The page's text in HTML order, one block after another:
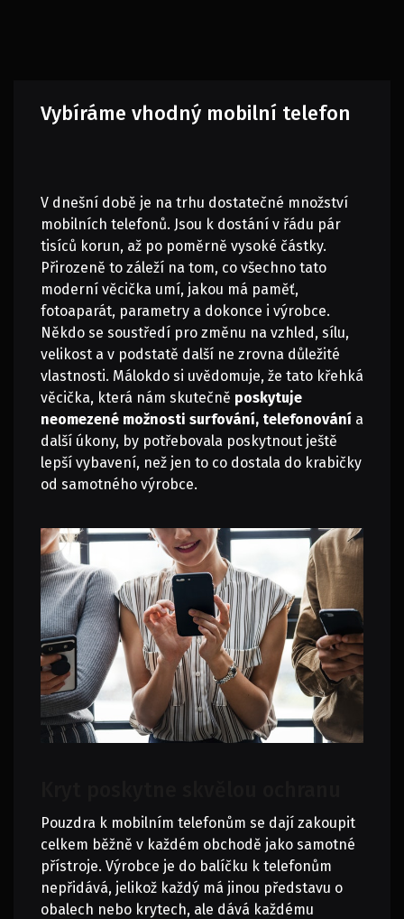
Vybíráme vhodný mobilní telefon
V dnešní době je na trhu dostatečné množství
mobilních telefonů. Jsou k dostání v řádu pár
tisíců korun, až po poměrně vysoké částky.
Přirozeně to záleží na tom, co všechno tato
moderní věcička umí, jakou má paměť,
fotoaparát, parametry a dokonce i výrobce.
Někdo se soustředí pro změnu na vzhled, sílu,
velikost a v podstatě další ne zrovna důležité
vlastnosti. Málokdo si uvědomuje, že tato křehká
věcička, která nám skutečně poskytuje
neomezené možnosti surfování, telefonování a
další úkony, by potřebovala poskytnout ještě
lepší vybavení, než jen to co dostala do krabičky
od samotného výrobce.
Pouzdra k mobilním telefonům se dají zakoupit
celkem běžně v každém obchodě jako samotné
přístroje. Výrobce je do balíčku k telefonům
nepřidává, jelikož každý má jinou představu o
obalech nebo krytech, ale dává každému